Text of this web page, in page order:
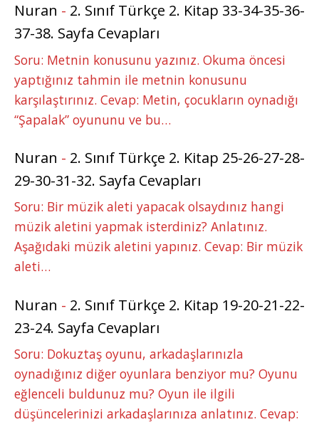
Nuran - 2. Sınıf Türkçe 2. Kitap 33-34-35-36-
37-38. Sayfa Cevapları
Soru: Metnin konusunu yazınız. Okuma öncesi
yaptığınız tahmin ile metnin konusunu
karşılaştırınız. Cevap: Metin, çocukların oynadığı
“Şapalak” oyununu ve bu…
Nuran - 2. Sınıf Türkçe 2. Kitap 25-26-27-28-
29-30-31-32. Sayfa Cevapları
Soru: Bir müzik aleti yapacak olsaydınız hangi
müzik aletini yapmak isterdiniz? Anlatınız.
Aşağıdaki müzik aletini yapınız. Cevap: Bir müzik
aleti…
Nuran - 2. Sınıf Türkçe 2. Kitap 19-20-21-22-
23-24. Sayfa Cevapları
Soru: Dokuztaş oyunu, arkadaşlarınızla
oynadığınız diğer oyunlara benziyor mu? Oyunu
eğlenceli buldunuz mu? Oyun ile ilgili
düşüncelerinizi arkadaşlarınıza anlatınız. Cevap: